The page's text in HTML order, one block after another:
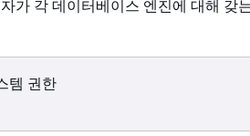
가 각 데이터베이스 엔진에 대해 갖
템 권한